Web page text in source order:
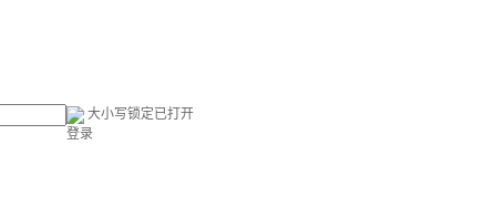
大小写锁定已打开
登录